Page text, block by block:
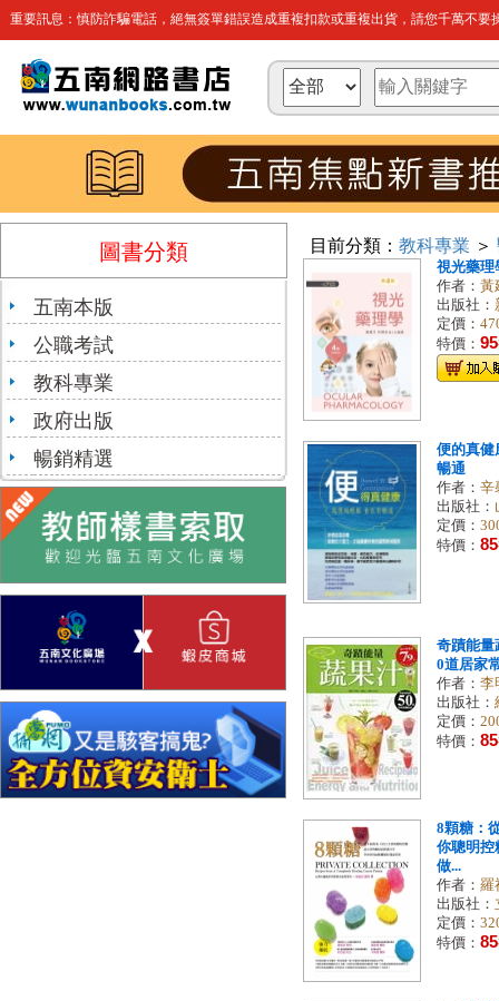
重要訊息：慎防詐騙電話，絕無簽單錯誤造成重複扣款或重複出貨，請您千萬不要
圖書分類
五南本版
公職考試
教科專業
政府出版
暢銷精選
目前分類： 教科專業 ＞
視光藥理
作者： 黃
出版社：
定價：
特價： 95
便的真健
暢通
作者： 辛
出版社：
定價：
特價： 85
奇蹟能量
0道居家
作者： 李
出版社：
定價：
特價： 85
8顆糖：
你聰明控
做...
作者： 羅
出版社：
定價：
特價： 85